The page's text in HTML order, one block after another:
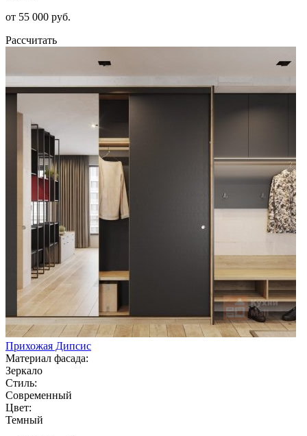
от 55 000 руб.
Рассчитать
Прихожая Дипсис
Материал фасада:
Зеркало
Стиль:
Современный
Цвет:
Темный